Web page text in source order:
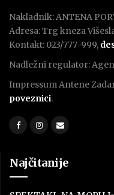
Nakladnik: ANTENA
Adresa: Trg kneza
Kontakt: 023/777-999,
Nadležni regulator:
Impressum Antene
poveznici.
Najčitanije